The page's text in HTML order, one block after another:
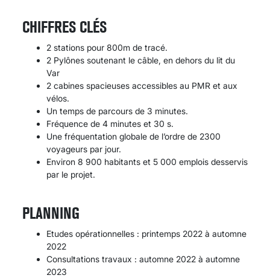
CHIFFRES CLÉS
2 stations pour 800m de tracé.
2 Pylônes soutenant le câble, en dehors du lit du
Var
2 cabines spacieuses accessibles au PMR et aux
vélos.
Un temps de parcours de 3 minutes.
Fréquence de 4 minutes et 30 s.
Une fréquentation globale de l’ordre de 2300
voyageurs par jour.
Environ 8 900 habitants et 5 000 emplois desservis
par le projet.
PLANNING
Etudes opérationnelles : printemps 2022 à automne
2022
Consultations travaux : automne 2022 à automne
2023